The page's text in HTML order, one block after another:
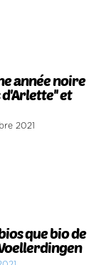
année noire
d'Arlette'' et
2021
que bio de